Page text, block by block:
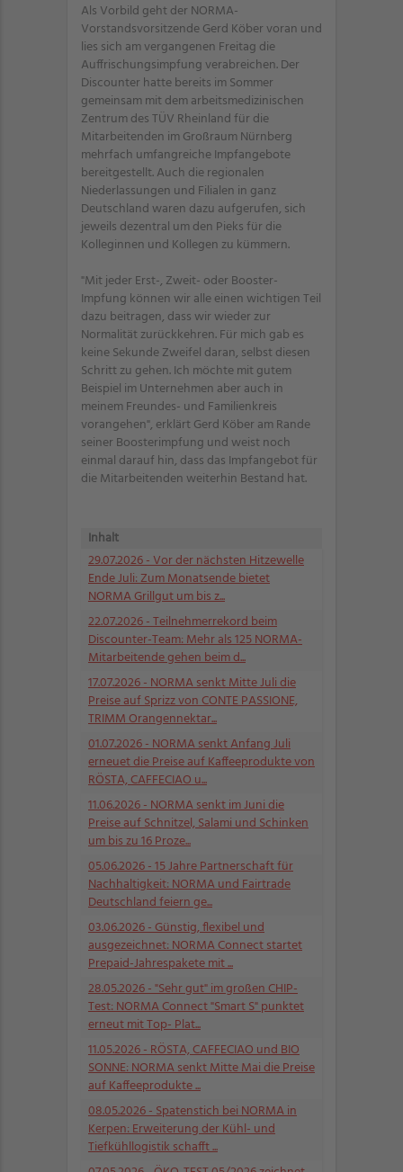
Als Vorbild geht der NORMA-
Vorstandsvorsitzende Gerd Köber voran und
lies sich am vergangenen Freitag die
Auffrischungsimpfung verabreichen. Der
Discounter hatte bereits im Sommer
gemeinsam mit dem arbeitsmedizinischen
Zentrum des TÜV Rheinland für die
Mitarbeitenden im Großraum Nürnberg
mehrfach umfangreiche Impfangebote
bereitgestellt. Auch die regionalen
Niederlassungen und Filialen in ganz
Deutschland waren dazu aufgerufen, sich
jeweils dezentral um den Pieks für die
Kolleginnen und Kollegen zu kümmern.
"Mit jeder Erst-, Zweit- oder Booster-
Impfung können wir alle einen wichtigen Teil
dazu beitragen, dass wir wieder zur
Normalität zurückkehren. Für mich gab es
keine Sekunde Zweifel daran, selbst diesen
Schritt zu gehen. Ich möchte mit gutem
Beispiel im Unternehmen aber auch in
meinem Freundes- und Familienkreis
vorangehen", erklärt Gerd Köber am Rande
seiner Boosterimpfung und weist noch
einmal darauf hin, dass das Impfangebot für
die Mitarbeitenden weiterhin Bestand hat.
Inhalt
29.07.2026- Vor der nächsten Hitzewelle
Ende Juli: Zum Monatsende bietet
NORMA Grillgut um bis z...
22.07.2026- Teilnehmerrekord beim
Discounter-Team: Mehr als 125 NORMA-
Mitarbeitende gehen beim d...
17.07.2026- NORMA senkt Mitte Juli die
Preise auf Sprizz von CONTE PASSIONE,
TRIMM Orangennektar...
01.07.2026- NORMA senkt Anfang Juli
erneuet die Preise auf Kaffeeprodukte von
RÖSTA, CAFFECIAO u...
11.06.2026- NORMA senkt im Juni die
Preise auf Schnitzel, Salami und Schinken
um bis zu 16 Proze...
05.06.2026- 15 Jahre Partnerschaft für
Nachhaltigkeit: NORMA und Fairtrade
Deutschland feiern ge...
03.06.2026- Günstig, flexibel und
ausgezeichnet: NORMA Connect startet
Prepaid-Jahrespakete mit ...
28.05.2026- "Sehr gut" im großen CHIP-
Test: NORMA Connect "Smart S" punktet
erneut mit Top- Plat...
11.05.2026- RÖSTA, CAFFECIAO und BIO
SONNE: NORMA senkt Mitte Mai die Preise
auf Kaffeeprodukte ...
08.05.2026- Spatenstich bei NORMA in
Kerpen: Erweiterung der Kühl- und
Tiefkühllogistik schafft ...